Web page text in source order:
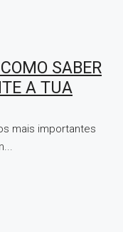
SABER
A TUA
mais importantes